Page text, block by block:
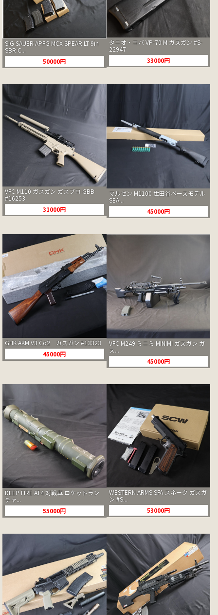
SIG SAUER APFG MCX SPEAR LT 9in
SBR C...
50000円
タニオ・コバ VP-70 M ガスガン #S-
22947
33000円
VFC M110 ガスガン ガスブロ GBB
#16253
31000円
マルゼン M1100 世田谷ベースモデル
SEA...
45000円
GHK AKM V3 Co2 ガスガン #13323
45000円
VFC M249 ミニミ MINIMI ガスガン ガ
ス...
45000円
DEEP FIRE AT4 対戦車 ロケットラン
チャ...
55000円
WESTERN ARMS SFA スネーク ガスガ
ン #S...
53000円